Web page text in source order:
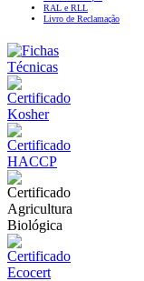
RAL e RLL
Livro de Reclamação